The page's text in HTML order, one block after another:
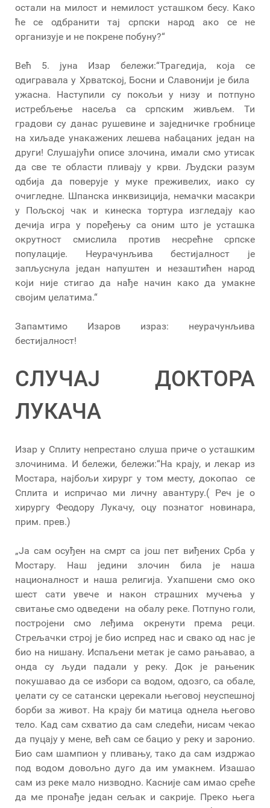
остали на милост и немилост усташком бесу. Како
ће се одбранити тај српски народ ако се не
организује и не покрене побуну?“
Већ 5. јуна Изар бележи:“Трагедија, која се
одигравала у Хрватској, Босни и Славонији је била
ужасна. Наступили су покољи у низу и потпуно
истребљење насеља са српским живљем. Ти
градови су данас рушевине и заједничке гробнице
на хиљаде унакажених лешева набацаних један на
други! Слушајући описе злочина, имали смо утисак
да све те области пливају у крви. Људски разум
одбија да поверује у муке преживелих, иако су
очигледне. Шпанска инквизиција, немачки масакри
у Пољској чак и кинеска тортура изгледају као
дечија игра у поређењу са оним што је усташка
окрутност смислила против несрећне српске
популације. Неурачунљива бестијалност је
запљуснула један напуштен и незаштићен народ
који није стигао да нађе начин како да умакне
својим џелатима.“
Запамтимо Изаров израз: неурачунљива
бестијалност!
СЛУЧАЈ ДОКТОРА
ЛУКАЧА
Изар у Сплиту непрестано слуша приче о усташким
злочинима. И бележи, бележи:“На крају, и лекар из
Мостара, најбољи хирург у том месту, докопао се
Сплита и испричао ми личну авантуру.( Реч је о
хирургу Феодору Лукачу, оцу познатог новинара,
прим. прев.)
„Ја сам осуђен на смрт са још пет виђених Срба у
Мостару. Наш једини злочин била је наша
националност и наша религија. Ухапшени смо око
шест сати увече и након страшних мучења у
свитање смо одведени на обалу реке. Потпуно голи,
постројени смо леђима окренути према реци.
Стрељачки строј је био испред нас и свако од нас је
био на нишану. Испаљени метак је само рањавао, а
онда су људи падали у реку. Док је рањеник
покушавао да се избори са водом, одозго, са обале,
џелати су се сатански церекали његовој неуспешној
борби за живот. На крају би матица однела његово
тело. Кад сам схватио да сам следећи, нисам чекао
да пуцају у мене, већ сам се бацио у реку и заронио.
Био сам шампион у пливању, тако да сам издржао
под водом довољно дуго да им умакнем. Изашао
сам из реке мало низводно. Касније сам имао среће
да ме пронађе један сељак и сакрије. Преко њега